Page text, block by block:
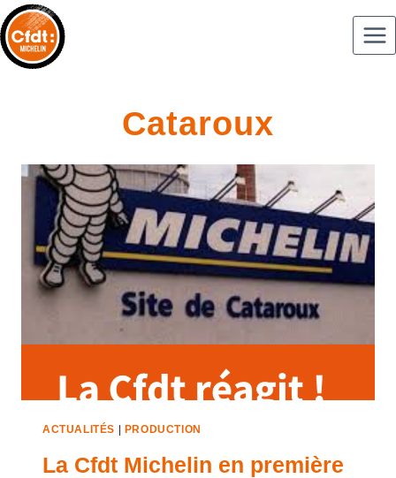
Cataroux
ACTUALITÉS | PRODUCTION
La Cfdt Michelin en première